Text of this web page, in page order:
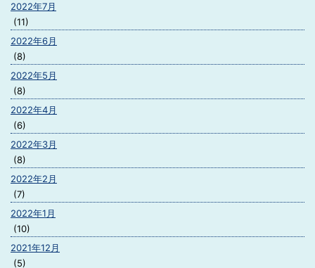
2022年7月
(11)
2022年6月
(8)
2022年5月
(8)
2022年4月
(6)
2022年3月
(8)
2022年2月
(7)
2022年1月
(10)
2021年12月
(5)